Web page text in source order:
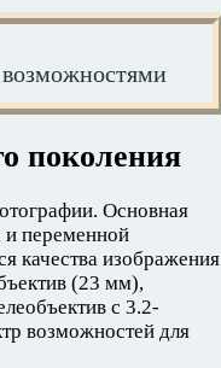
поколения
Основная
переменной
качества изображения
(23 мм),
с 3.2-
возможностей для